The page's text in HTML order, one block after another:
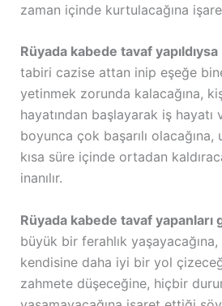
zaman içinde kurtulacağına
Rüyada kabede tavaf yapıldıysa
tabiri cazise attan inip eşeğe
yetinmek zorunda kalacağına,
hayatından başlayarak iş hayatı
boyunca çok başarılı olacağına,
kısa süre içinde ortadan
inanılır.
Rüyada kabede tavaf yapanları
büyük bir ferahlık
kendisine daha iyi bir yol
zahmete düşeceğine, hiçbir